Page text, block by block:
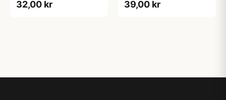
pieces
32,00 kr
pieces
39,00 kr